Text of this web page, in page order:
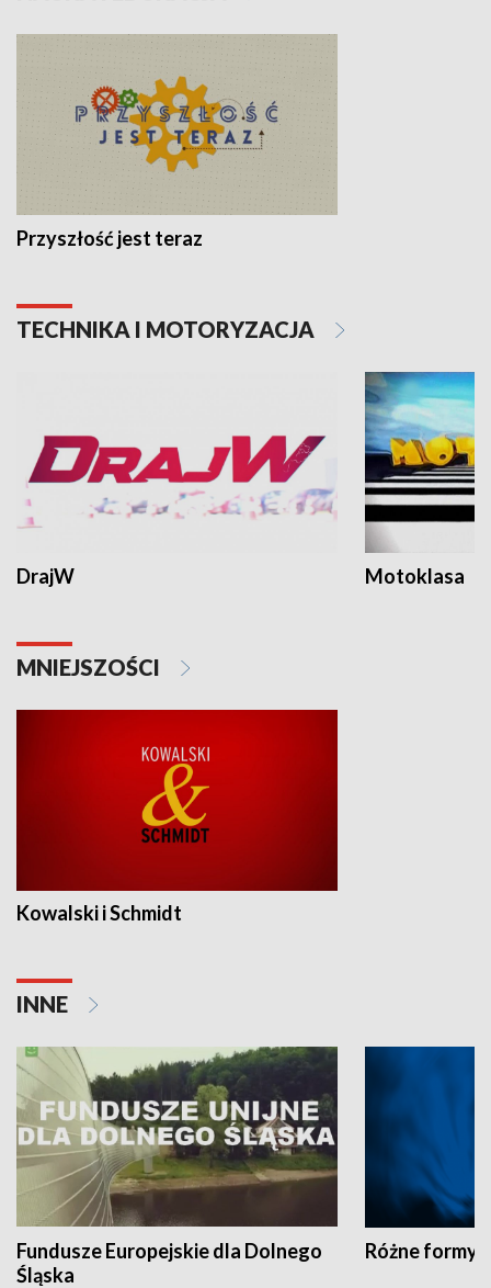
Przyszłość jest teraz
TECHNIKA I MOTORYZACJA
DrajW Motoklasa
MNIEJSZOŚCI
Kowalski i Schmidt
INNE
Fundusze Europejskie dla Dolnego
Śląska
Różne formy